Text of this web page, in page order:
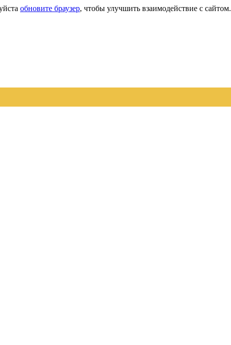
обновите браузер, чтобы улучшить взаимодействие с сайтом.